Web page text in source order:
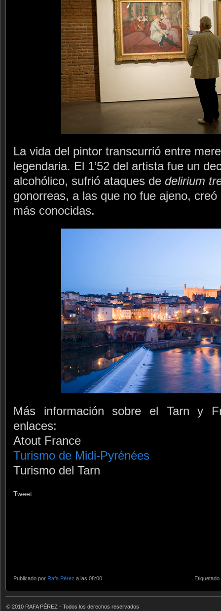
La vida del pintor transcurrió entre
legendaria. El 1’52 del artista fue un
alcohólico, sufrió ataques de delirium
gonorreas, a las que no fue ajeno,
más conocidas.
Más información sobre el Tarn y
enlaces:
Atout France
Turismo de Midi-Pyrénées
Turismo del Tarn
Tweet
Publicado por Rafa Pérez a las 08:00
© 2010 RAFA PÉREZ - Todos los derechos reservados